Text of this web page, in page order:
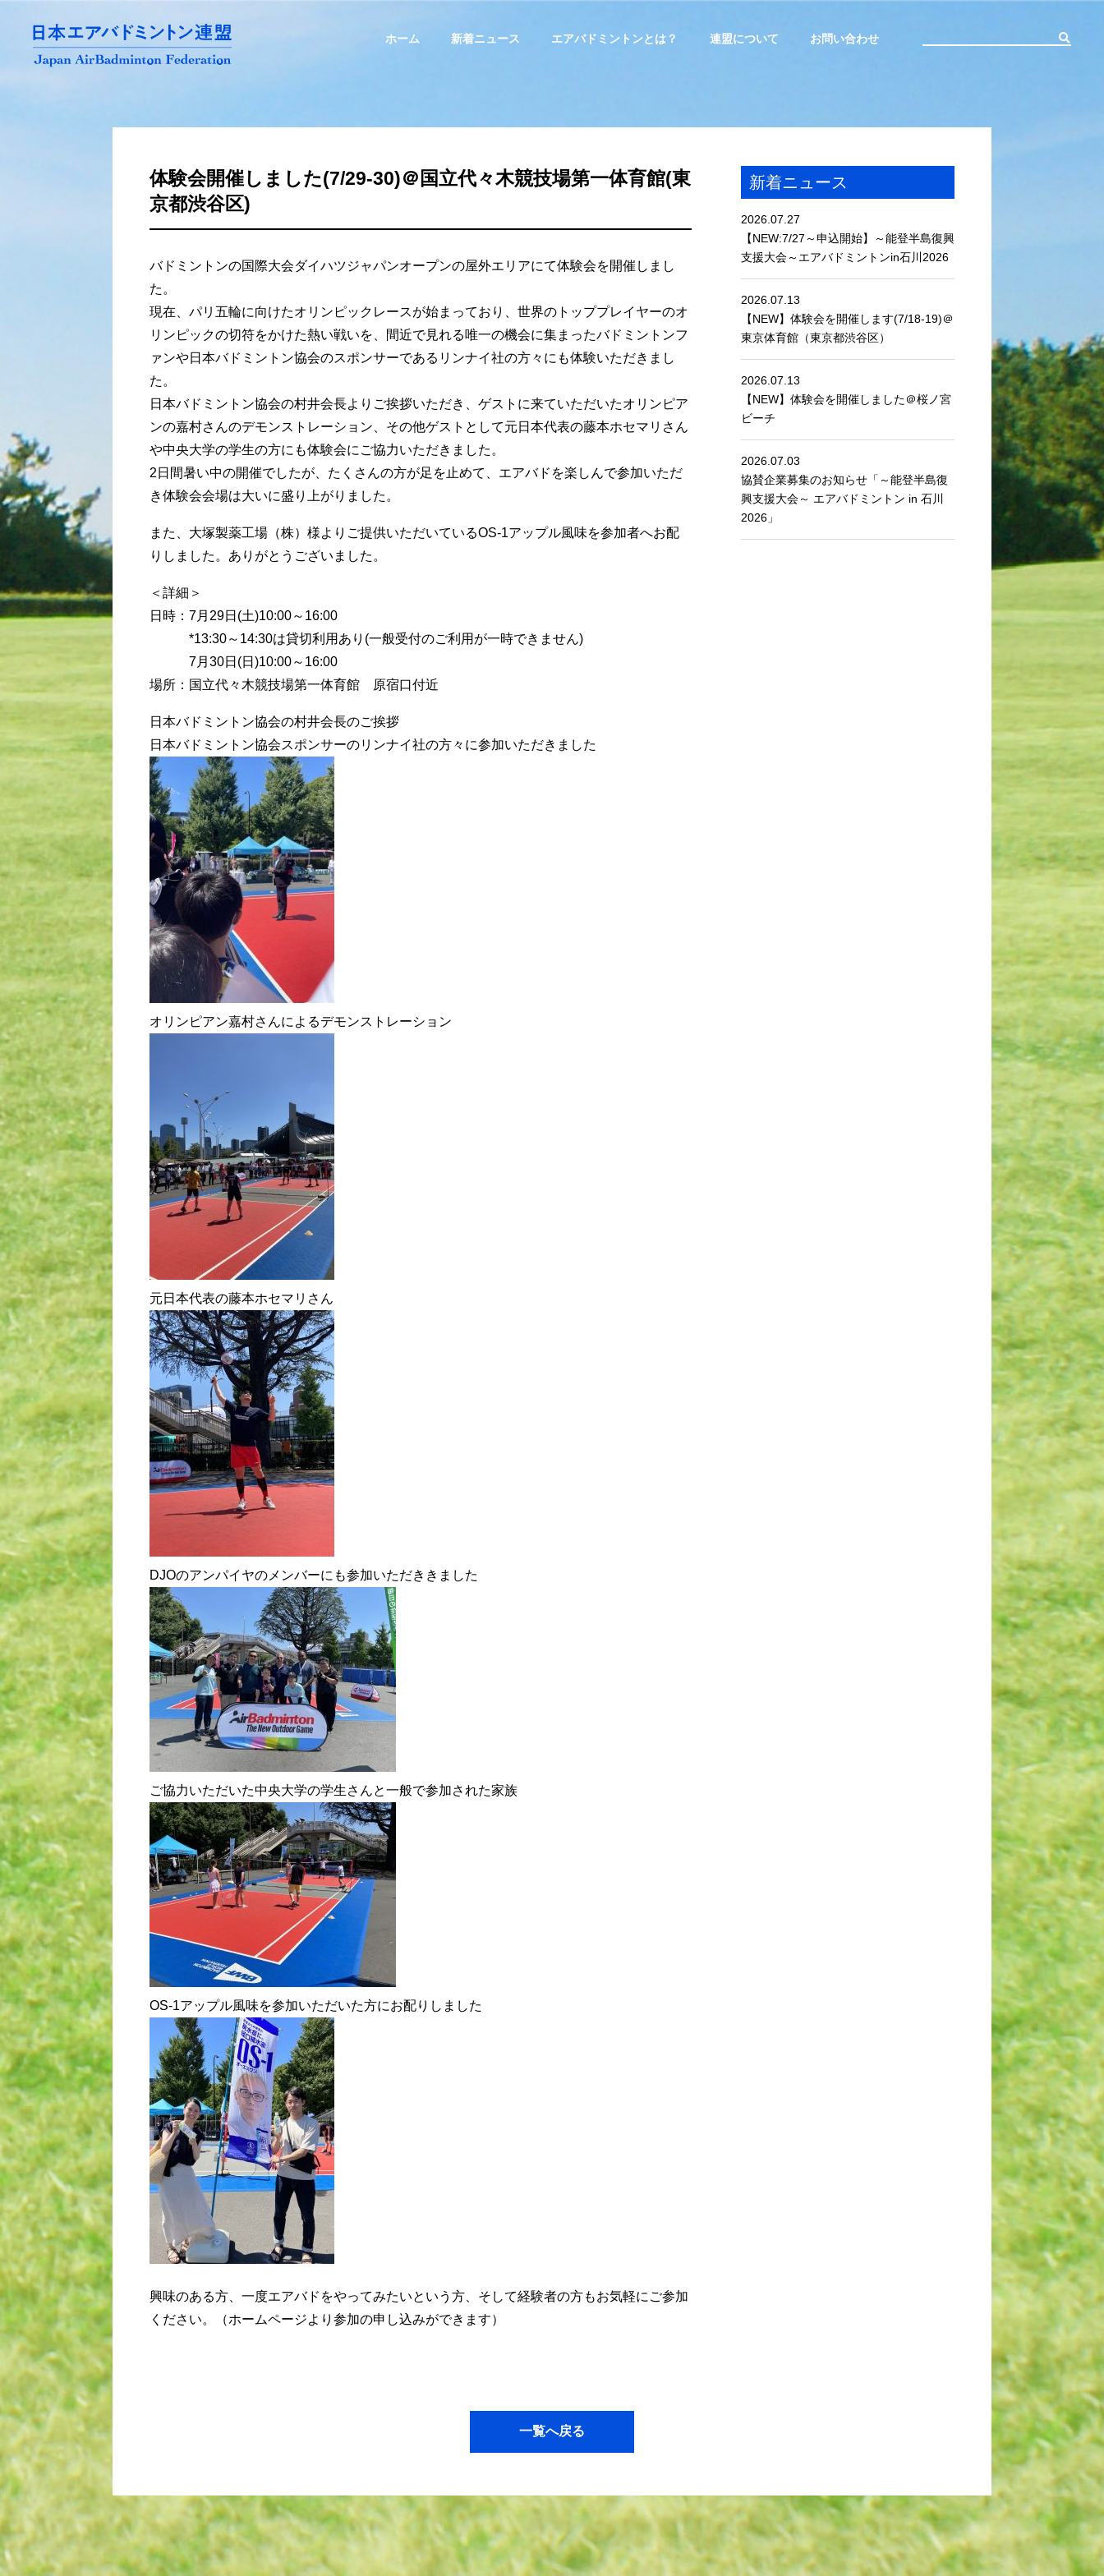
ホーム 新着ニュース エアバドミントンとは？ 連盟について お問い合わせ
体験会開催しました(7/29-30)＠国立代々木競技場第一体育館(東
京都渋谷区)
バドミントンの国際大会ダイハツジャパンオープンの屋外エリアにて体験会を開催しまし
た。
現在、パリ五輪に向けたオリンピックレースが始まっており、世界のトッププレイヤーのオ
リンピックの切符をかけた熱い戦いを、間近で見れる唯一の機会に集まったバドミントンフ
ァンや日本バドミントン協会のスポンサーであるリンナイ社の方々にも体験いただきまし
た。
日本バドミントン協会の村井会長よりご挨拶いただき、ゲストに来ていただいたオリンピア
ンの嘉村さんのデモンストレーション、その他ゲストとして元日本代表の藤本ホセマリさん
や中央大学の学生の方にも体験会にご協力いただきました。
2日間暑い中の開催でしたが、たくさんの方が足を止めて、エアバドを楽しんで参加いただ
き体験会会場は大いに盛り上がりました。
また、大塚製薬工場（株）様よりご提供いただいているOS-1アップル風味を参加者へお配
りしました。ありがとうございました。
＜詳細＞
日時：7月29日(土)10:00～16:00
*13:30～14:30は貸切利用あり(一般受付のご利用が一時できません)
7月30日(日)10:00～16:00
場所：国立代々木競技場第一体育館 原宿口付近
日本バドミントン協会の村井会長のご挨拶
日本バドミントン協会スポンサーのリンナイ社の方々に参加いただきました
オリンピアン嘉村さんによるデモンストレーション
元日本代表の藤本ホセマリさん
DJOのアンパイヤのメンバーにも参加いただききました
ご協力いただいた中央大学の学生さんと一般で参加された家族
OS-1アップル風味を参加いただいた方にお配りしました
興味のある方、一度エアバドをやってみたいという方、そして経験者の方もお気軽にご参加
ください。（ホームページより参加の申し込みができます）
新着ニュース
2026.07.27
【NEW:7/27～申込開始】～能登半島復興
支援大会～エアバドミントンin石川2026
2026.07.13
【NEW】体験会を開催します(7/18-19)＠
東京体育館（東京都渋谷区）
2026.07.13
【NEW】体験会を開催しました＠桜ノ宮
ビーチ
2026.07.03
協賛企業募集のお知らせ「～能登半島復
興支援大会～ エアバドミントン in 石川
2026」
一覧へ戻る